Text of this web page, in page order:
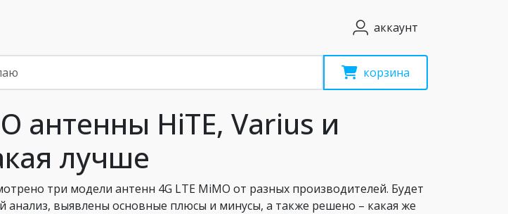
аккаунт
корзина
антенны HiTE, Varius и
лучше
три модели антенн 4G LTE MiMO от разных производителей. Будет
анализ, выявлены основные плюсы и минусы, а также решено – какая же